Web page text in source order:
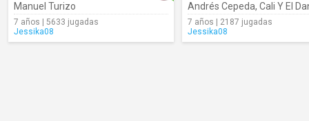
Manuel Turizo
7 años | 5633 jugadas
Jessika08
Andrés Cepeda, Cali Y El
7 años | 2187 jugadas
Jessika08